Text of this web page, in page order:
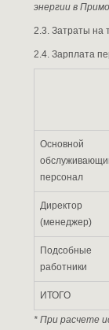
энергии в
2.3. Затраты на
2.4. Зарплата
Основной
персонал
Директор
(менеджер)
Подсобные
работники
ИТОГО
* При расчете